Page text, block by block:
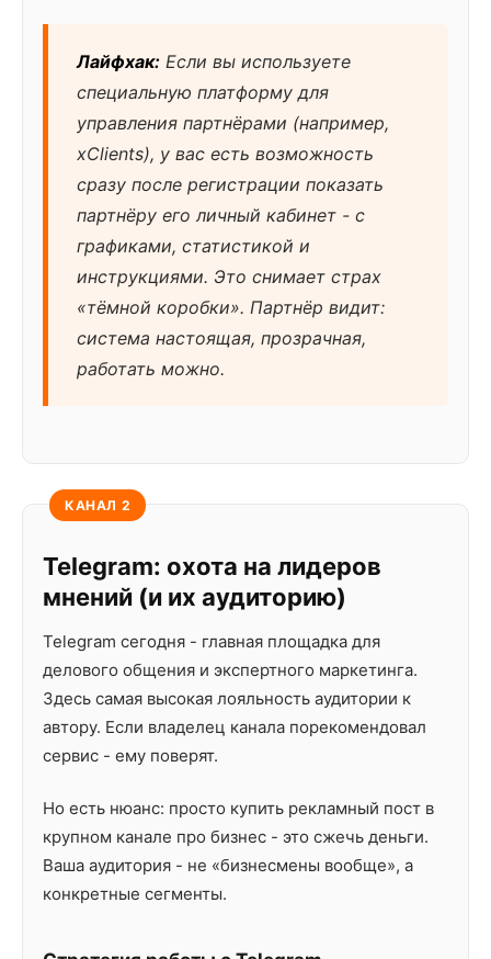
Лайфхак: Если вы используете
специальную платформу для
управления партнёрами (например,
xClients), у вас есть возможность
сразу после регистрации показать
партнёру его личный кабинет - с
графиками, статистикой и
инструкциями. Это снимает страх
«тёмной коробки». Партнёр видит:
система настоящая, прозрачная,
работать можно.
КАНАЛ 2
Telegram: охота на лидеров
мнений (и их аудиторию)
Telegram сегодня - главная площадка для
делового общения и экспертного маркетинга.
Здесь самая высокая лояльность аудитории к
автору. Если владелец канала порекомендовал
сервис - ему поверят.
Но есть нюанс: просто купить рекламный пост в
крупном канале про бизнес - это сжечь деньги.
Ваша аудитория - не «бизнесмены вообще», а
конкретные сегменты.